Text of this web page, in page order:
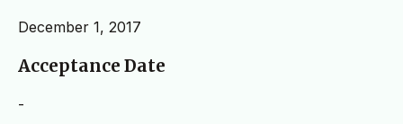
December 1, 2017
Acceptance Date
-